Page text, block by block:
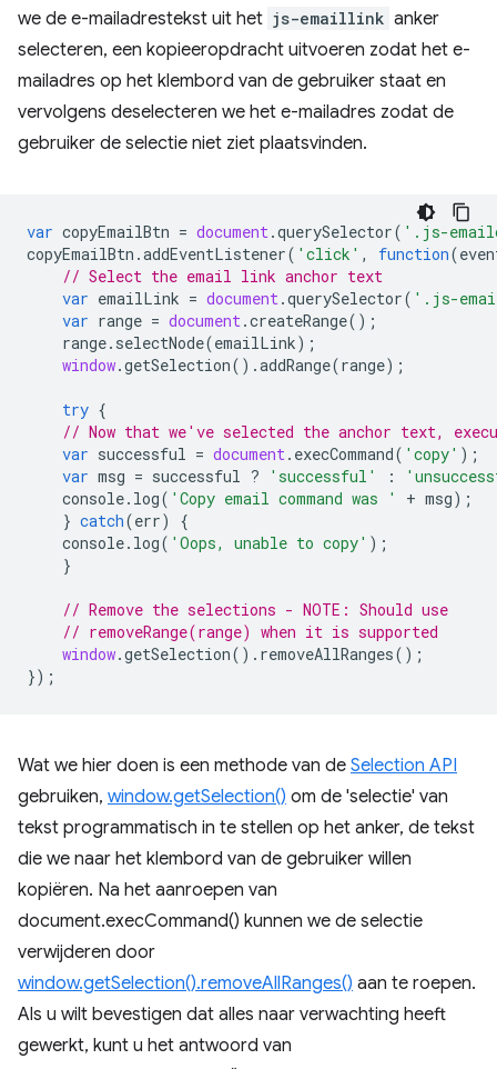
we de e-mailadrestekst uit het js-emaillink anker
selecteren, een kopieeropdracht uitvoeren zodat het e-
mailadres op het klembord van de gebruiker staat en
vervolgens deselecteren we het e-mailadres zodat de
gebruiker de selectie niet ziet plaatsvinden.
var copyEmailBtn = document.querySelector( '.js-
copyEmailBtn .addEventListener( 'click' , function(
// Select the email link anchor text
var emailLink = document.querySelector( '.js-
var range = document.createRange();
range. selectNode(emailLink);
window.getSelection().addRange(range);
try {
// Now that we've selected the anchor text,
var successful = document. execCommand( 'copy' );
var msg = successful ? 'successful' :
console. log( 'Copy email command was ' + msg);
} catch(err)
{
console. log( 'Oops, unable to copy' );
}
// Remove the selections - NOTE: Should use
// removeRange(range) when it is supported
window.getSelection(). removeAllRanges();
});
Wat we hier doen is een methode van de Selection API
gebruiken, window.getSelection() om de 'selectie' van
tekst programmatisch in te stellen op het anker, de tekst
die we naar het klembord van de gebruiker willen
kopiëren. Na het aanroepen van
document.execCommand() kunnen we de selectie
verwijderen door
window.getSelection().removeAllRanges() aan te roepen.
Als u wilt bevestigen dat alles naar verwachting heeft
gewerkt, kunt u het antwoord van